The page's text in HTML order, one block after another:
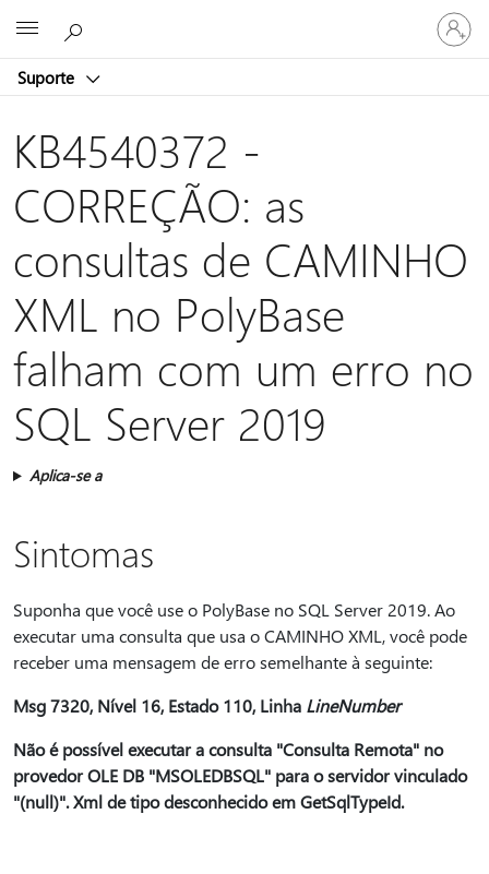
Suporte
Entre
em
sua
KB4540372 -
CORREÇÃO: as
consultas de CAMINHO
XML no PolyBase
falham com um erro no
SQL Server 2019
Aplica-se a
Sintomas
Suponha que você use o PolyBase no SQL Server 2019. Ao
executar uma consulta que usa o CAMINHO XML, você pode
receber uma mensagem de erro semelhante à seguinte:
Msg 7320, Nível 16, Estado 110, Linha LineNumber
Não é possível executar a consulta "Consulta Remota" no
provedor OLE DB "MSOLEDBSQL" para o servidor vinculado
"(null)". Xml de tipo desconhecido em GetSqlTypeId.